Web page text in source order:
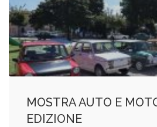
MOSTRA AUTO E
EDIZIONE